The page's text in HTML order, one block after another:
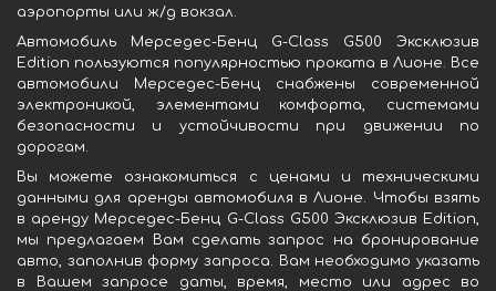
аэропорты или ж/д вокзал.
Автомобиль Мерседес-Бенц G-Class G500 Эксклюзив
Edition пользуются популярностью проката в Лионе. Все
автомобили Мерседес-Бенц снабжены современной
электроникой, элементами комфорта, системами
безопасности и устойчивости при движении по
дорогам.
Вы можете ознакомиться с ценами и техническими
данными для аренды автомобиля в Лионе. Чтобы взять
в аренду Мерседес-Бенц G-Class G500 Эксклюзив Edition,
мы предлагаем Вам сделать запрос на бронирование
авто, заполнив форму запроса. Вам необходимо указать
в Вашем запросе даты, время, место или адрес во